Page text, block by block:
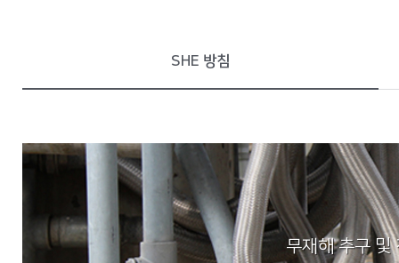
SHE 방침
무재해 추구 및